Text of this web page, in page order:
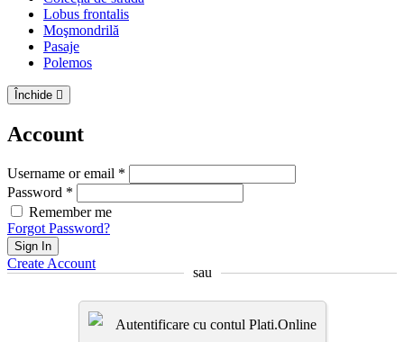
Lobus frontalis
Moşmondrilă
Pasaje
Polemos
Închide
Account
Username or email *
Password *
Remember me
Forgot Password?
Sign In
Create Account
sau
Autentificare cu contul Plati.Online